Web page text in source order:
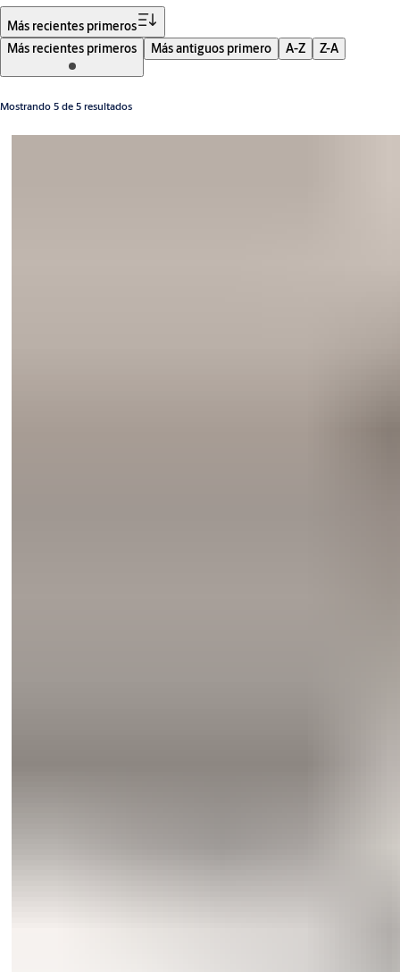
Más recientes primeros
Más recientes primeros
Más antiguos primero A-Z Z-A
Mostrando 5 de 5 resultados